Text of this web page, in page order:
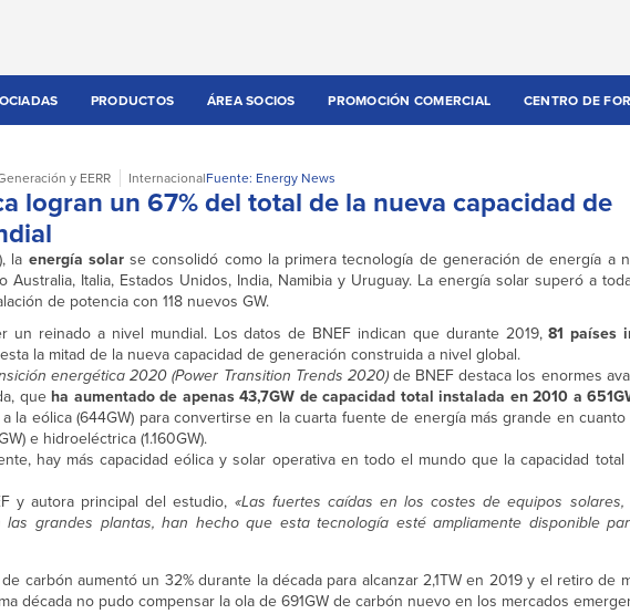
PRODUCTOS ÁREA SOCIOS PROMOCIÓN COMERCIAL CENTRO DE
y EERR InternacionalFuente: Energy News
logran un 67% del total de la nueva capacidad de
la energía solarse consolidó como la primera tecnología de generación de energía a
Italia, Estados Unidos, India, Namibia y Uruguay. La energía solar superó a
de potencia con 118 nuevos GW.
un reinado a nivel mundial. Los datos de BNEF indican que durante 2019,81 países
la mitad de la nueva capacidad de generación construida a nivel global.
energética 2020 (Power Transition Trends 2020)de BNEF destaca los enormes
que ha aumentado de apenas 43,7GW de capacidad total instalada en 2010 a
la eólica (644GW) para convertirse en la cuarta fuente de energía más grande en cuanto
e hidroeléctrica (1.160GW).
hay más capacidad eólica y solar operativa en todo el mundo que la capacidad
y autora principal del estudio, «Las fuertes caídas en los costes de equipos
grandes plantas, han hecho que esta tecnología esté ampliamente disponible
carbón aumentó un 32% durante la década para alcanzar 2,1TW en 2019 y el retiro de
década no pudo compensar la ola de 691GW de carbón nuevo en los mercados